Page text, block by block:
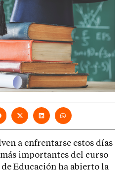
a enfrentarse estos días
importantes del curso
Educación ha abierto la